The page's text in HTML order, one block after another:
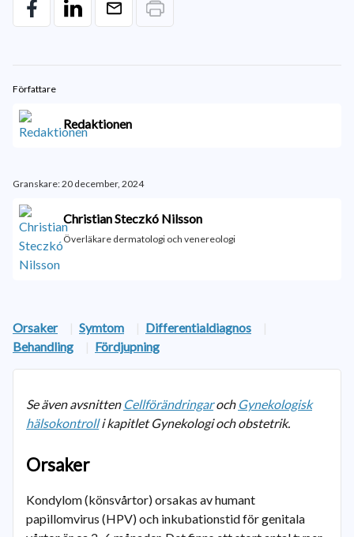
Författare
Redaktionen
Granskare: 20 december, 2024
Christian Steczkó Nilsson
Överläkare dermatologi och venereologi
Orsaker | Symtom | Differentialdiagnos
|
Behandling
| Fördjupning
Se även avsnitten Cellförändringaroch Gynekologisk
hälsokontrolli kapitlet Gynekologi och obstetrik.
Orsaker
Kondylom (könsvårtor) orsakas av humant
papillomvirus (HPV) och inkubationstid för genitala